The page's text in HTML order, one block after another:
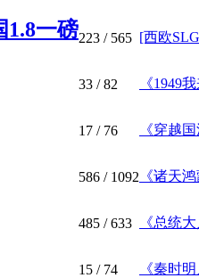
1.8一磅223 / 565 [西欧
33 / 82 《1949
17 / 76 《穿越
586 / 1092 《诸天
485 / 633 《总统
15 / 74 《秦时